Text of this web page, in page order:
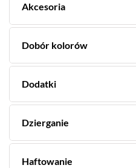
Akcesoria
Dobór kolorów
Dodatki
Dzierganie
Haftowanie